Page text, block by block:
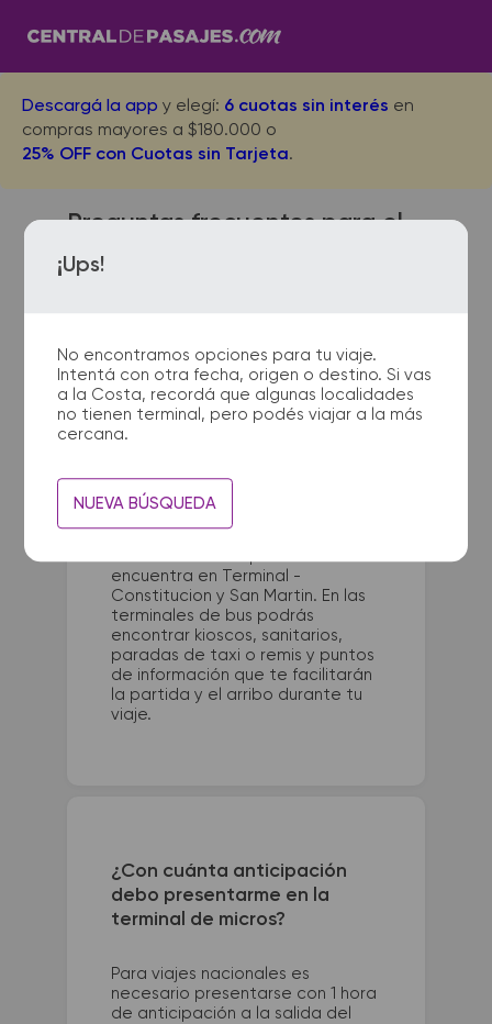
Descargá la app y elegí: 6 cuotas sin interés en
compras mayores a $180.000 o
25% OFF con Cuotas sin Tarjeta.
¡Ups!
No encontramos opciones para tu viaje.
Intentá con otra fecha, origen o destino. Si vas
a la Costa, recordá que algunas localidades
no tienen terminal, pero podés viajar a la más
cercana.
NUEVA BÚSQUEDA
Preguntas frecuentes para el
viaje desde Burzaco El Vapor a
Esquina
¿Dónde quedan las
terminales de micro de
Burzaco El Vapor a Esquina?
La terminal de ómnibus de
encuentra en Terminal -
Constitucion y San Martin. En las
terminales de bus podrás
encontrar kioscos, sanitarios,
paradas de taxi o remis y puntos
de información que te facilitarán
la partida y el arribo durante tu
viaje.
¿Con cuánta anticipación
debo presentarme en la
terminal de micros?
Para viajes nacionales es
necesario presentarse con 1 hora
de anticipación a la salida del